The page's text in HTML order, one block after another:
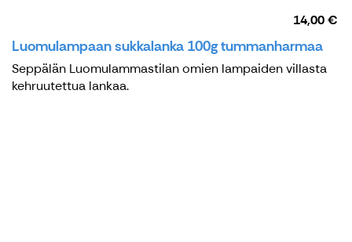
14,00 €
Luomulampaan sukkalanka 100g tummanharmaa
Seppälän Luomulammastilan omien lampaiden villasta
kehruutettua lankaa.